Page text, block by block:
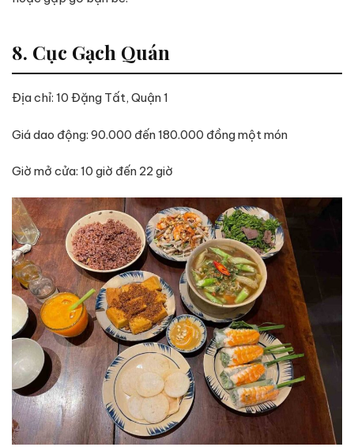
8. Cục Gạch Quán
Địa chỉ: 10 Đặng Tất, Quận 1
Giá dao động: 90.000 đến 180.000 đồng một món
Giờ mở cửa: 10 giờ đến 22 giờ